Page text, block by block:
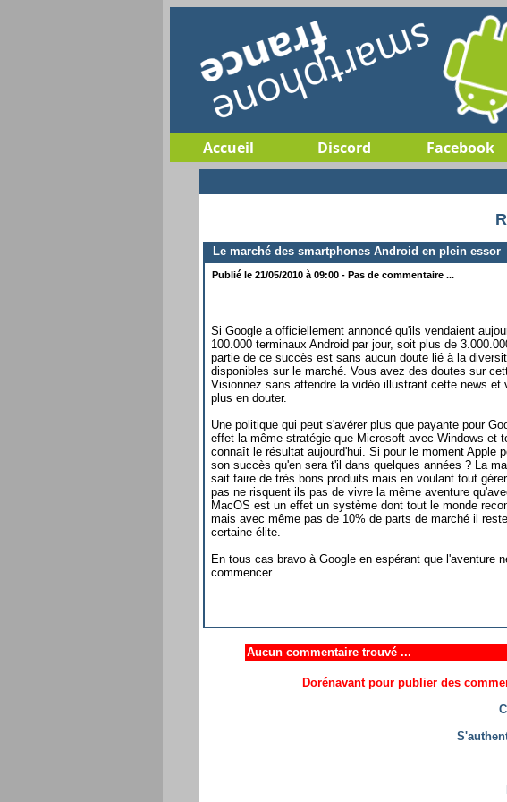
Accueil Discord Facebook
Le marché des smartphones Android en plein essor
Publié le 21/05/2010 à 09:00 - Pas de commentaire ...
Si Google a officiellement annoncé qu'ils vendaient
100.000 terminaux Android par jour, soit plus de
partie de ce succès est sans aucun doute lié à la
disponibles sur le marché. Vous avez des doutes sur
Visionnez sans attendre la vidéo illustrant cette news et
plus en douter.
Une politique qui peut s'avérer plus que payante pour
effet la même stratégie que Microsoft avec Windows et
connaît le résultat aujourd'hui. Si pour le moment Apple
son succès qu'en sera t'il dans quelques années ? La
sait faire de très bons produits mais en voulant tout
pas ne risquent ils pas de vivre la même aventure
MacOS est un effet un système dont tout le monde
mais avec même pas de 10% de parts de marché il
certaine élite.
En tous cas bravo à Google en espérant que l'aventure
commencer ...
Aucun commentaire trouvé ...
Dorénavant pour publier des